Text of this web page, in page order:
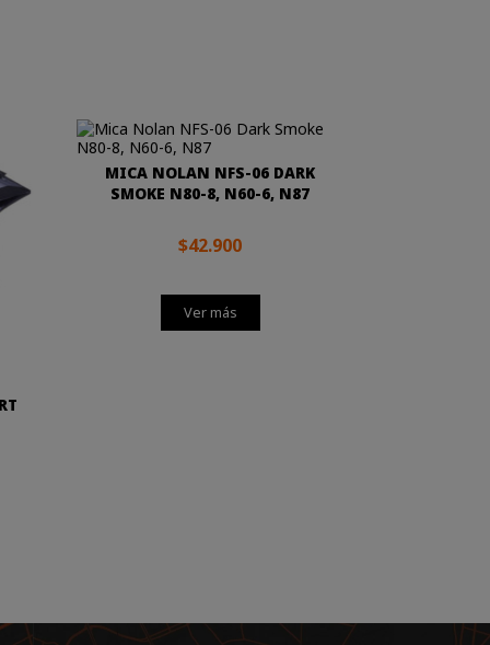
MICA NOLAN NFS-06 DARK
SMOKE N80-8, N60-6, N87
$42.900
Ver más